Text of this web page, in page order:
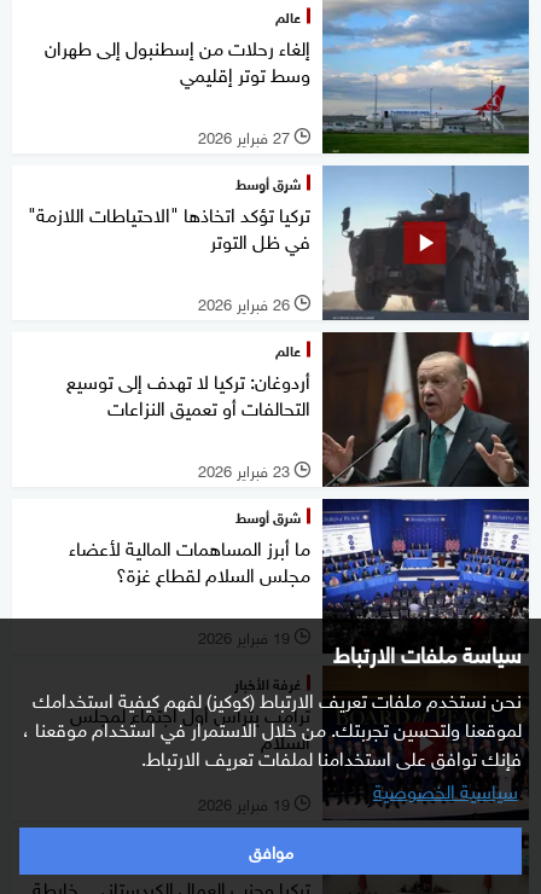
سياسة ملفات الارتباط
نحن نستخدم ملفات تعريف الارتباط (كوكيز) لفهم كيفية استخدامك
لموقعنا ولتحسين تجربتك. من خلال الاستمرار في استخدام موقعنا ،
فإنك توافق على استخدامنا لملفات تعريف الارتباط.
سياسية الخصوصية
موافق
عالم
إلغاء رحلات من إسطنبول إلى طهران
وسط توتر إقليمي
l 27 فبراير 2026
شرق أوسط
تركيا تؤكد اتخاذها "الاحتياطات اللازمة"
في ظل التوتر
l 26 فبراير 2026
عالم
أردوغان: تركيا لا تهدف إلى توسيع
التحالفات أو تعميق النزاعات
l 23 فبراير 2026
شرق أوسط
ما أبرز المساهمات المالية لأعضاء
مجلس السلام لقطاع غزة؟
l 19 فبراير 2026
غرفة الأخبار
ترامب يترأس أول اجتماع لمجلس
السلام
l 19 فبراير 2026
خاص